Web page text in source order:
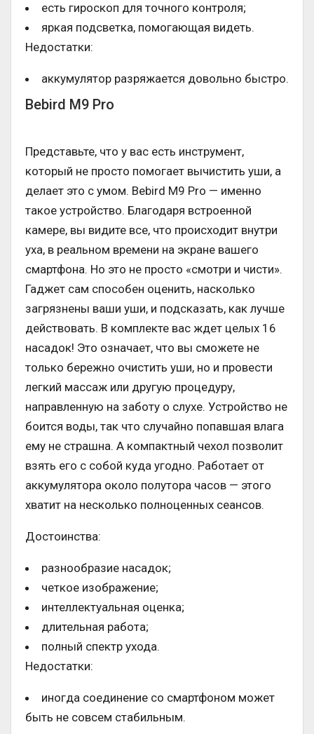
есть гироскоп для точного контроля;
яркая подсветка, помогающая видеть.
Недостатки:
аккумулятор разряжается довольно быстро.
Bebird M9 Pro
Представьте, что у вас есть инструмент,
который не просто помогает вычистить уши, а
делает это с умом. Bebird M9 Pro — именно
такое устройство. Благодаря встроенной
камере, вы видите все, что происходит внутри
уха, в реальном времени на экране вашего
смартфона. Но это не просто «смотри и чисти».
Гаджет сам способен оценить, насколько
загрязнены ваши уши, и подсказать, как лучше
действовать. В комплекте вас ждет целых 16
насадок! Это означает, что вы сможете не
только бережно очистить уши, но и провести
легкий массаж или другую процедуру,
направленную на заботу о слухе. Устройство не
боится воды, так что случайно попавшая влага
ему не страшна. А компактный чехол позволит
взять его с собой куда угодно. Работает от
аккумулятора около полутора часов — этого
хватит на несколько полноценных сеансов.
Достоинства:
разнообразие насадок;
четкое изображение;
интеллектуальная оценка;
длительная работа;
полный спектр ухода.
Недостатки:
иногда соединение со смартфоном может
быть не совсем стабильным.